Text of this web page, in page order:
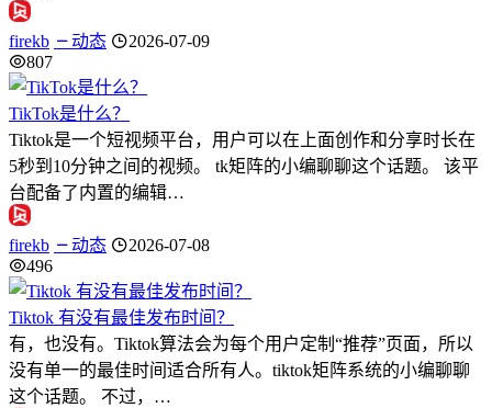
firekb 动态
2026-07-09
807
TikTok是什么？
Tiktok是一个短视频平台，用户可以在上面创作和分享时长在
5秒到10分钟之间的视频。 tk矩阵的小编聊聊这个话题。 该平
台配备了内置的编辑…
firekb 动态
2026-07-08
496
Tiktok 有没有最佳发布时间？
有，也没有。Tiktok算法会为每个用户定制“推荐”页面，所以
没有单一的最佳时间适合所有人。tiktok矩阵系统的小编聊聊
这个话题。 不过，…